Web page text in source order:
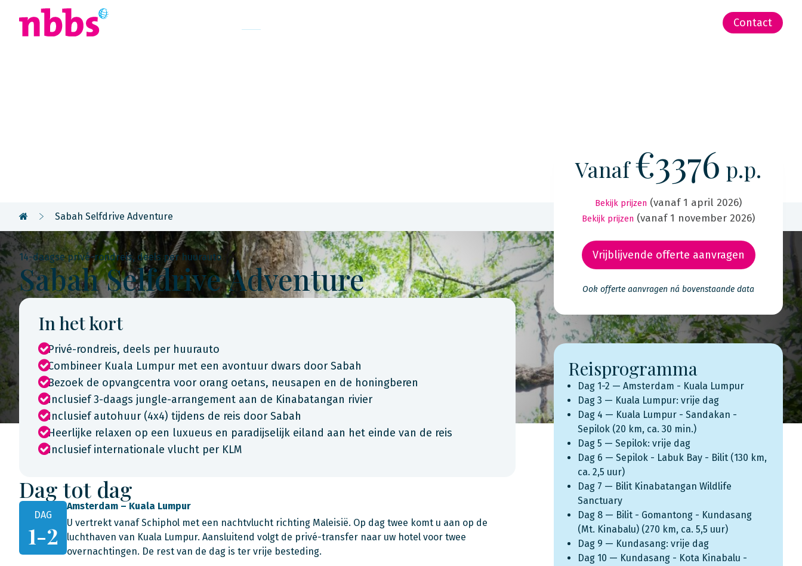
Contact
Sabah Selfdrive Adventure
14-daagse privé-rondreis, deels per huurauto
Sabah Selfdrive Adventure
In het kort
Privé-rondreis, deels per huurauto
Combineer Kuala Lumpur met een avontuur dwars door Sabah
Bezoek de opvangcentra voor orang oetans, neusapen en de honingberen
Inclusief 3-daags jungle-arrangement aan de Kinabatangan rivier
Inclusief autohuur (4x4) tijdens de reis door Sabah
Heerlijke relaxen op een luxueus en paradijselijk eiland aan het einde van de reis
Inclusief internationale vlucht per KLM
Dag tot dag
DAG
1-2
Amsterdam – Kuala Lumpur
U vertrekt vanaf Schiphol met een nachtvlucht richting Maleisië. Op dag twee komt u aan op de
luchthaven van Kuala Lumpur. Aansluitend volgt de privé-transfer naar uw hotel voor twee
overnachtingen. De rest van de dag is ter vrije besteding.
Vanaf€3376 p.p.
Bekijk prijzen (vanaf 1 april 2026)
Bekijk prijzen (vanaf 1 november 2026)
Vrijblijvende offerte aanvragen
Ook offerte aanvragen ná bovenstaande data
Reisprogramma
Dag 1-2 — Amsterdam - Kuala Lumpur
Dag 3 — Kuala Lumpur: vrije dag
Dag 4 — Kuala Lumpur - Sandakan -
Sepilok (20 km, ca. 30 min.)
Dag 5 — Sepilok: vrije dag
Dag 6 — Sepilok - Labuk Bay - Bilit (130 km,
ca. 2,5 uur)
Dag 7 — Bilit Kinabatangan Wildlife
Sanctuary
Dag 8 — Bilit - Gomantong - Kundasang
(Mt. Kinabalu) (270 km, ca. 5,5 uur)
Dag 9 — Kundasang: vrije dag
Dag 10 — Kundasang - Kota Kinabalu -